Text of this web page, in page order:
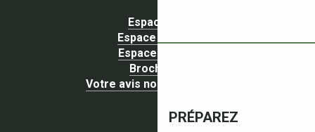
PRÉPAREZ
Espace pro
Espace Groupe
Espace presse
Brochures
Votre avis nous intéresse !